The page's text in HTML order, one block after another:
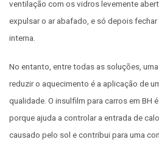
ventilação com os vidros levemente
expulsar o ar abafado, e só depois
interna.
No entanto, entre todas as soluções,
reduzir o aquecimento é a aplicação de
qualidade. O insulfilm para carros em BH
porque ajuda a controlar a entrada de
causado pelo sol e contribui para uma